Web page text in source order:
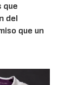
que
del
que un